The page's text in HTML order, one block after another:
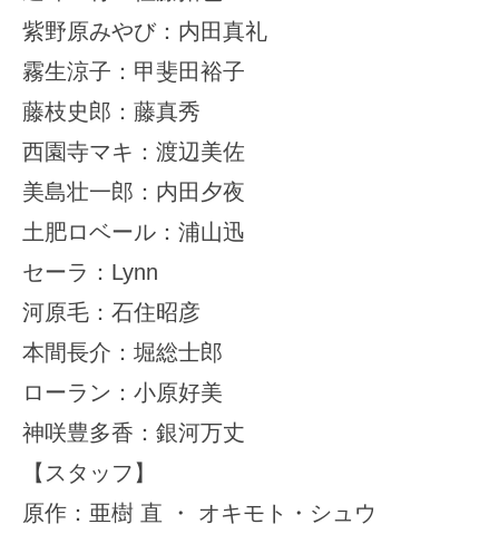
紫野原みやび：内田真礼
霧生涼子：甲斐田裕子
藤枝史郎：藤真秀
西園寺マキ：渡辺美佐
美島壮一郎：内田夕夜
土肥ロベール：浦山迅
セーラ：Lynn
河原毛：石住昭彦
本間長介：堀総士郎
ローラン：小原好美
神咲豊多香：銀河万丈
【スタッフ】
原作：亜樹 直 ・ オキモト・シュウ